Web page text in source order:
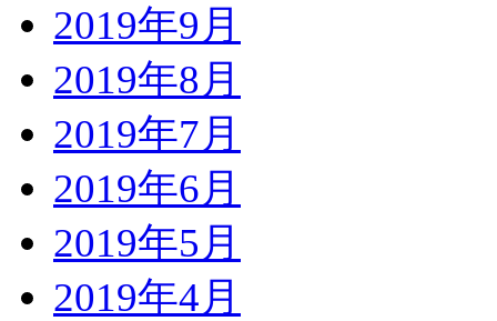
2019年9月
2019年8月
2019年7月
2019年6月
2019年5月
2019年4月